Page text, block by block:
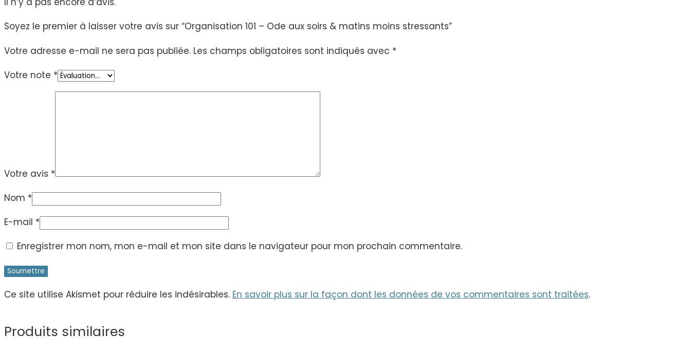
Soyez le premier à laisser votre avis sur “Organisation 101 – Ode aux soirs & matins moins stressants”
Votre adresse e-mail ne sera pas publiée. Les champs obligatoires sont indiqués avec *
Votre note *
Votre avis *
Nom *
E-mail *
Enregistrer mon nom, mon e-mail et mon site dans le navigateur pour mon prochain commentaire.
Ce site utilise Akismet pour réduire les indésirables. En savoir plus sur la façon dont les données de vos commentaires sont traitées.
Produits similaires